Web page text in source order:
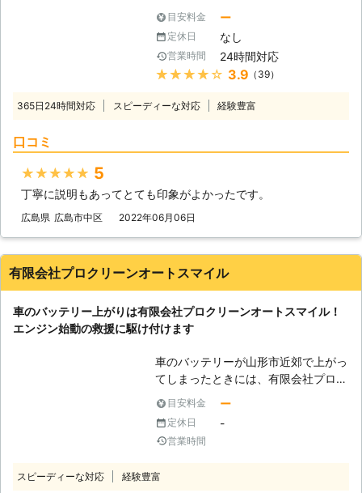
バッテリー上がりを放置してしまう
と、タンク内のガソリンが固まって詰
まりを引き起こす恐れがあります。そ
のため、車のバッテリー上がりはすぐ
にでも解消する必要があるのです。
きは、「株式会社クイックキャット」
てしまったからです。車のエンジンは
バッテリー内の電気を利用して動きだ
す。 またエンジンだけではなくカー
ナビやオーディオといった、電気を利
って動かなくなってしまいます。
●24時間365日で対応可能！突然の事
できます 車のバッテリーが上がって
しまったことに気づくのは、車を運転
しようとしたけれどうんともすんとも
動かないときです。実際に運転をしよ
うとしたその瞬間に気が付くので、時
社クイックキャット」の出番です！弊
目安料金 ー
定休日 なし
営業時間 24時間対応
★★★★★ 3.9 （39）
365日24時間対応 スピーディーな対応 経験豊富
口コミ
★★★★★ 5
丁寧に説明もあってとても印象がよかったです。
広島県 広島市中区 2022年06月06日
有限会社プロクリーンオートスマイル
車のバッテリー上がりは有限会社プロクリーンオートスマイル！
エンジン始動の救援に駆け付けます
車のバッテリーが山形市近郊で上がっ
てしまったときには、有限会社プロク
リーンオートスマイルにお任せくださ
い。当店は、山形県山形市に拠点をお
き、自動車整備や修理を承っていま
す。 車のプロがいるから安心して車
「あれ？エンジンがかからない」そん
目安料金 ー
定休日 -
営業時間
スピーディーな対応 経験豊富